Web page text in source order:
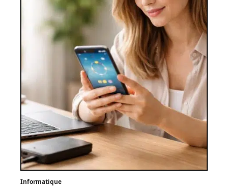
Informatique